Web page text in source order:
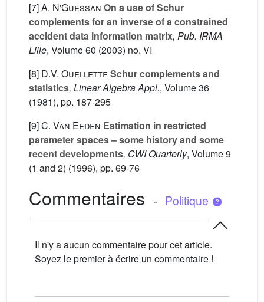
[7]A. N'Guessan On a use of Schur
complements for an inverse of a constrained
accident data information matrix, Pub. IRMA
Lille, Volume 60 (2003) no. VI
[8] D.V. Ouellette Schur complements and
statistics, Linear Algebra Appl., Volume 36
(1981), pp. 187-295
[9]C. Van Eeden Estimation in restricted
parameter spaces – some history and some
recent developments, CWI Quarterly, Volume 9
(1 and 2) (1996), pp. 69-76
Commentaires - Politique
Il n'y a aucun commentaire pour cet article.
Soyez le premier à écrire un commentaire !